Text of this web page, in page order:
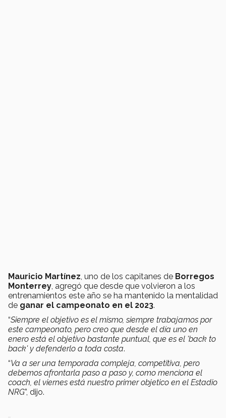
Mauricio Martínez, uno de los capitanes de Borregos
Monterrey, agregó que desde que volvieron a los
entrenamientos este año se ha mantenido la mentalidad
de ganar el campeonato en el 2023.
“Siempre el objetivo es el mismo, siempre trabajamos por
este campeonato, pero creo que desde el día uno en
enero está el objetivo bastante puntual, que es el 'back to
back' y defenderlo a toda costa.
“Va a ser una temporada compleja, competitiva, pero
debemos afrontarla paso a paso y, como menciona el
coach, el viernes está nuestro primer objetico en el Estadio
NRG”, dijo.